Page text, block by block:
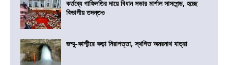
কর্তব্যে গাফিলতির দায়ে বিধান সভার মার্শাল সাসপেন্ড, হচ্ছে
বিভাগীয় তদন্তও
জম্মু-কাশ্মীরে কড়া নিরাপত্তা, স্থগিত অমরনাথ যাত্রা